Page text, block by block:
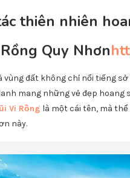
thiên nhiên
Quy Nhơn
vùng đất không chỉ nổi tiếng
mang những vẻ đẹp hoang
Vi Rồng là một cái tên, mà
này.